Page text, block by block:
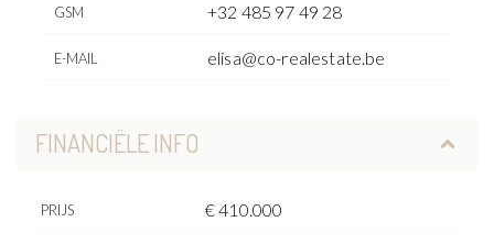
GSM +32 485 97 49 28
E-MAIL elisa@co-realestate.be
FINANCIËLE INFO
PRIJS € 410.000